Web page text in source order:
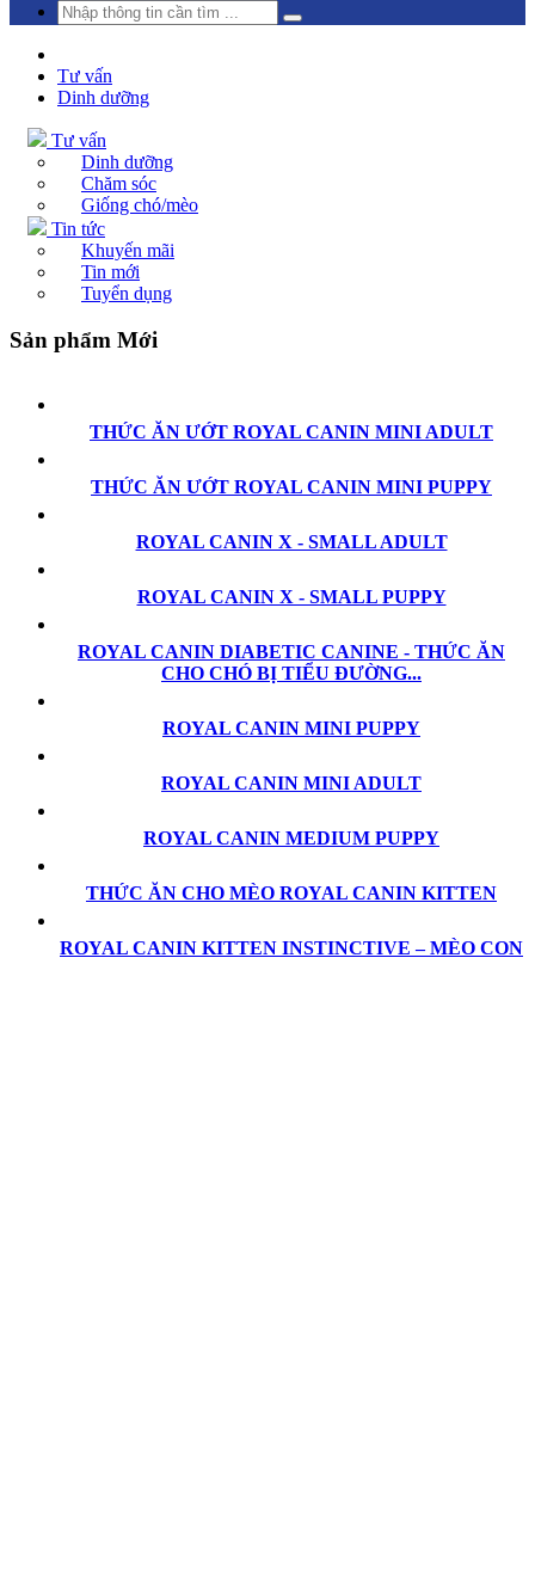
Tư vấn
Dinh dưỡng
Tư vấn
Dinh dưỡng
Chăm sóc
Giống chó/mèo
Tin tức
Khuyến mãi
Tin mới
Tuyển dụng
Sản phẩm Mới
THỨC ĂN ƯỚT ROYAL CANIN MINI ADULT
THỨC ĂN ƯỚT ROYAL CANIN MINI PUPPY
ROYAL CANIN X - SMALL ADULT
ROYAL CANIN X - SMALL PUPPY
ROYAL CANIN DIABETIC CANINE - THỨC ĂN
CHO CHÓ BỊ TIỂU ĐƯỜNG...
ROYAL CANIN MINI PUPPY
ROYAL CANIN MINI ADULT
ROYAL CANIN MEDIUM PUPPY
THỨC ĂN CHO MÈO ROYAL CANIN KITTEN
ROYAL CANIN KITTEN INSTINCTIVE – MÈO CON